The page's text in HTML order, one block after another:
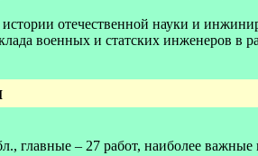
отечественной науки и
военных и статских инженеров в
главные – 27 работ, наиболее важные